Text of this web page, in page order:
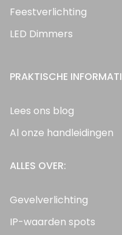
Feestverlichting
LED Dimmers
PRAKTISCHE
Lees ons blog
Al onze handleidingen
ALLES OVER:
Gevelverlichting
IP-waarden spots